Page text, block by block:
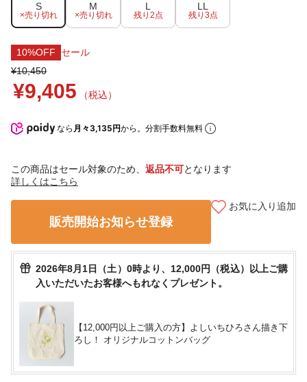
S
×売り切れ
M
×売り切れ
L
残り2点
LL
残り3点
10%OFF
セール
¥10,450
¥9,405 （税込）
なら 月々3,135円から。分割手数料無料
この商品はセール対象のため、 返品不可となります
詳しくはこちら
販売開始お知らせ登録
お気に入り追加
2026年8月1日（土）0時より、12,000円（税込）以上ご購
入いただいたお客様へもれなくプレゼント。
【12,000円以上ご購入の方】よしいちひろさん描き下
ろし！ オリジナルコットンバッグ